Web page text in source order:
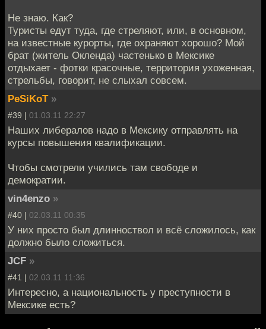
Не знаю. Как?
Туристы едут туда, где стреляют, или, в основном,
на известные курорты, где охраняют хорошо? Мой
брат (житель Окленда) частенько в Мексике
отдыхает - фотки красочные, территория ухоженная,
стрельбы, говорит, не слыхал совсем.
PeSiKoT »
#39 | 01.03.11 22:27
Наших либералов надо в Мексику отправлять на
курсы повышения квалификации.
Чтобы смотрели учились там свободе и
демократии.
vin4enzo »
#40 | 02.03.11 00:35
У них просто был длинноствол и всё сложилось, как
должно было сложиться.
JCF »
#41 | 02.03.11 11:36
Интересно, а национальность у преступности в
Мексике есть?